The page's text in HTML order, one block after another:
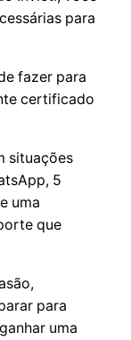
para
fazer para
certificado
situações
5
uma
que
para
uma